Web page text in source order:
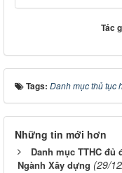
Tác
Tags: Danh mục thủ tục
Những tin mới hơn
Danh mục TTHC
Ngành Xây dựng (29/